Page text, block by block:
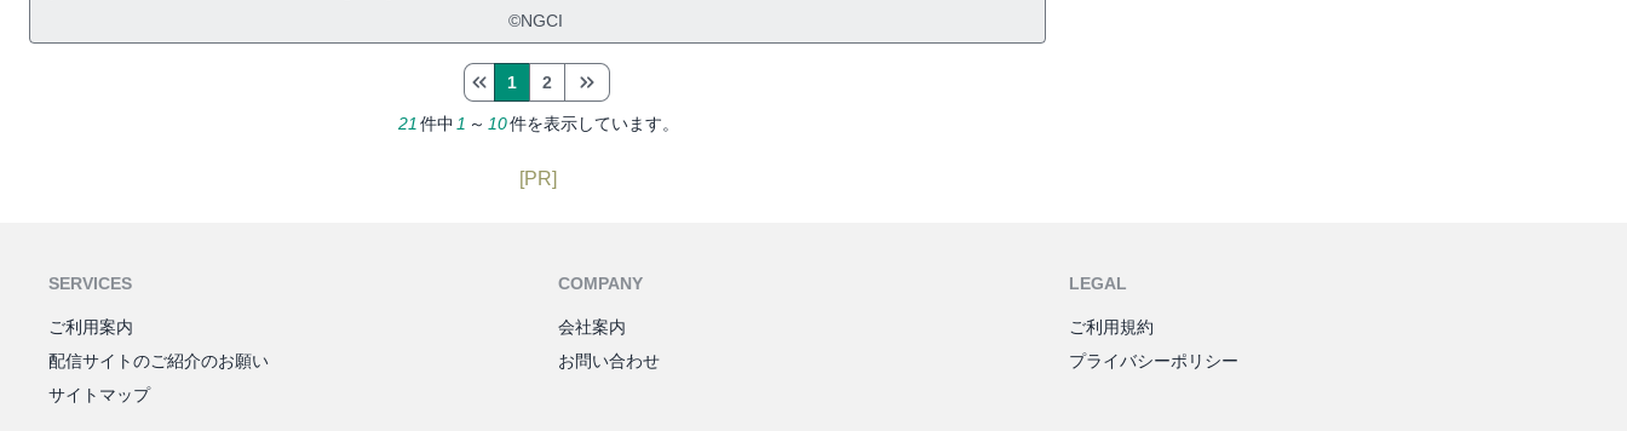
©NGCI
21 件中 1 ～ 10件を表示しています。
1 2
[PR]
SERVICES
ご利用案内
配信サイトのご紹介のお願い
サイトマップ
COMPANY
会社案内
お問い合わせ
LEGAL
ご利用規約
プライバシーポリシー